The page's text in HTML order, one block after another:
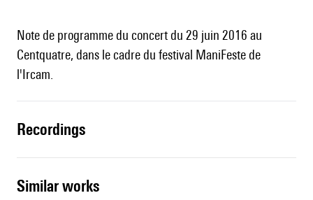
Note de programme du concert du 29 juin 2016 au
Centquatre, dans le cadre du festival ManiFeste de
l'Ircam.
recordings
similar works